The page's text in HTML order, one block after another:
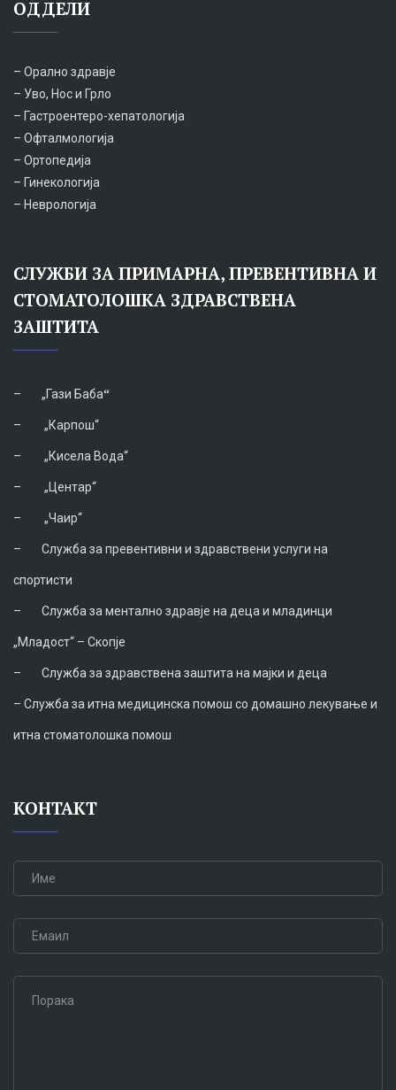
ОДДЕЛИ
– Орално здравје
– Уво, Нос и Грло
– Гастроентеро-хепатологија
– Офталмологија
– Ортопедија
– Гинекологија
– Неврологија
СЛУЖБИ ЗА ПРИМАРНА, ПРЕВЕНТИВНА И
СТОМАТОЛОШКА ЗДРАВСТВЕНА
ЗАШТИТА
– „Гази Баба“
– „Карпош“
– „Кисела Вода“
– „Центар“
– „Чаир“
– Служба за превентивни и здравствени услуги на
спортисти
– Служба за ментално здравје на деца и младинци
„Младост“ – Скопје
– Служба за здравствена заштита на мајки и деца
– Служба за итна медицинска помош со домашно лекување и
итна стоматолошка помош
КОНТАКТ